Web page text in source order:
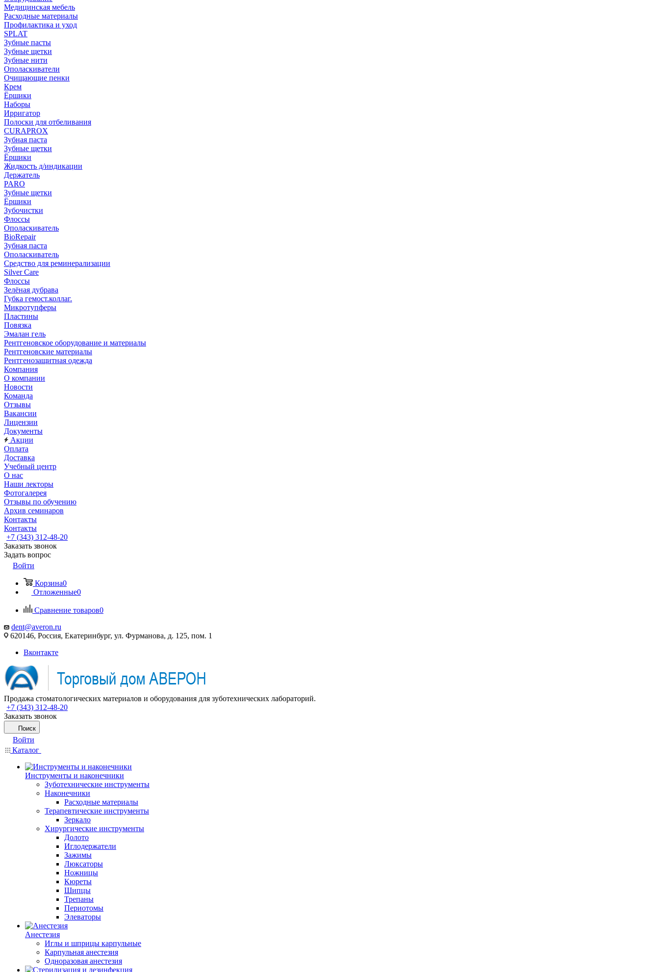
Медицинская мебель
Расходные материалы
Профилактика и уход
SPLAT
Зубные пасты
Зубные щетки
Зубные нити
Ополаскиватели
Очищающие пенки
Крем
Ёршики
Наборы
Ирригатор
Полоски для отбеливания
CURAPROX
Зубная паста
Зубные щетки
Ёршики
Жидкость д/индикации
Держатель
PARO
Зубные щетки
Ёршики
Зубочистки
Флоссы
Ополаскиватель
BioRepair
Зубная паста
Ополаскиватель
Средство для реминерализации
Silver Care
Флоссы
Зелёная дубрава
Губка гемост.коллаг.
Микротупферы
Пластины
Повязка
Эмалан гель
Рентгеновское оборудование и материалы
Рентгеновские материалы
Рентгенозащитная одежда
Компания
О компании
Новости
Команда
Отзывы
Вакансии
Лицензии
Документы
Акции
Оплата
Доставка
Учебный центр
О нас
Наши лекторы
Фотогалерея
Отзывы по обучению
Архив семинаров
Контакты
Контакты
+7 (343) 312-48-20
Заказать звонок
Задать вопрос
Войти
Корзина0
Отложенные0
Сравнение товаров0
dent@averon.ru
620146, Россия, Екатеринбург, ул. Фурманова, д. 125, пом. 1
Вконтакте
Продажа стоматологических материалов и оборудования для зуботехнических лабораторий.
+7 (343) 312-48-20
Заказать звонок
Поиск
Войти
Каталог
Инструменты и наконечники
Зуботехнические инструменты
Наконечники
Расходные материалы
Терапевтические инструменты
Зеркало
Хирургические инструменты
Долото
Иглодержатели
Зажимы
Люксаторы
Ножницы
Кюреты
Шипцы
Трепаны
Периотомы
Элеваторы
Анестезия
Иглы и шприцы карпульные
Карпульная анестезия
Одноразовая анестезия